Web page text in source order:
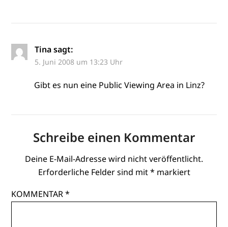
Tina sagt:
5. Juni 2008 um 13:23 Uhr
Gibt es nun eine Public Viewing Area in Linz?
Schreibe einen Kommentar
Deine E-Mail-Adresse wird nicht veröffentlicht.
Erforderliche Felder sind mit* markiert
KOMMENTAR*